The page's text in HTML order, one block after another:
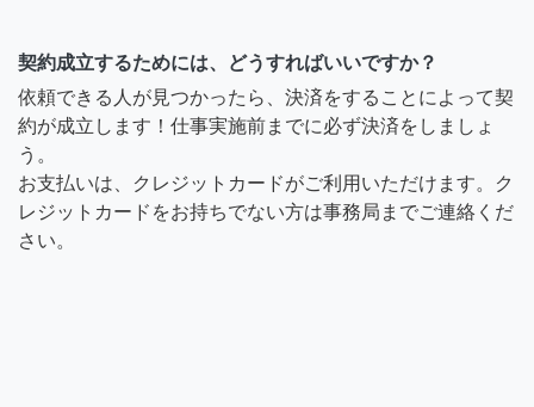
契約成立するためには、どうすればいいですか？
依頼できる人が見つかったら、決済をすることによって契
約が成立します！仕事実施前までに必ず決済をしましょ
う。
お支払いは、クレジットカードがご利用いただけます。ク
レジットカードをお持ちでない方は事務局までご連絡くだ
さい。